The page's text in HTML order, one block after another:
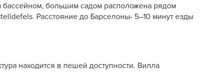
большим садом расположена рядом
Расстояние до Барселоны- 5–10 минут езды
находится в пешей доступности. Вилла